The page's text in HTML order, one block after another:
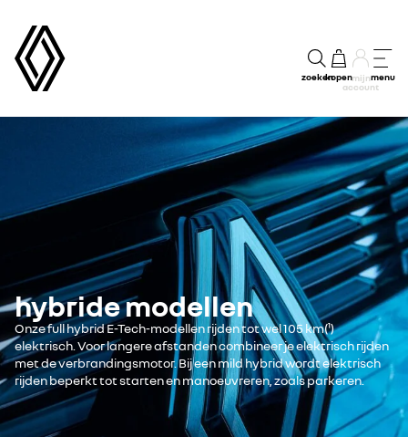
zoekenkopenmijn
account
menu
hybride modellen
Onze full hybrid E-Tech-modellen rijden tot wel 105 km(¹)
elektrisch. Voor langere afstanden combineer je elektrisch rijden
met de verbrandingsmotor. Bij een mild hybrid wordt elektrisch
rijden beperkt tot starten en manoeuvreren, zoals parkeren.